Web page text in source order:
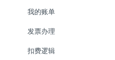
我的账单
发票办理
扣费逻辑